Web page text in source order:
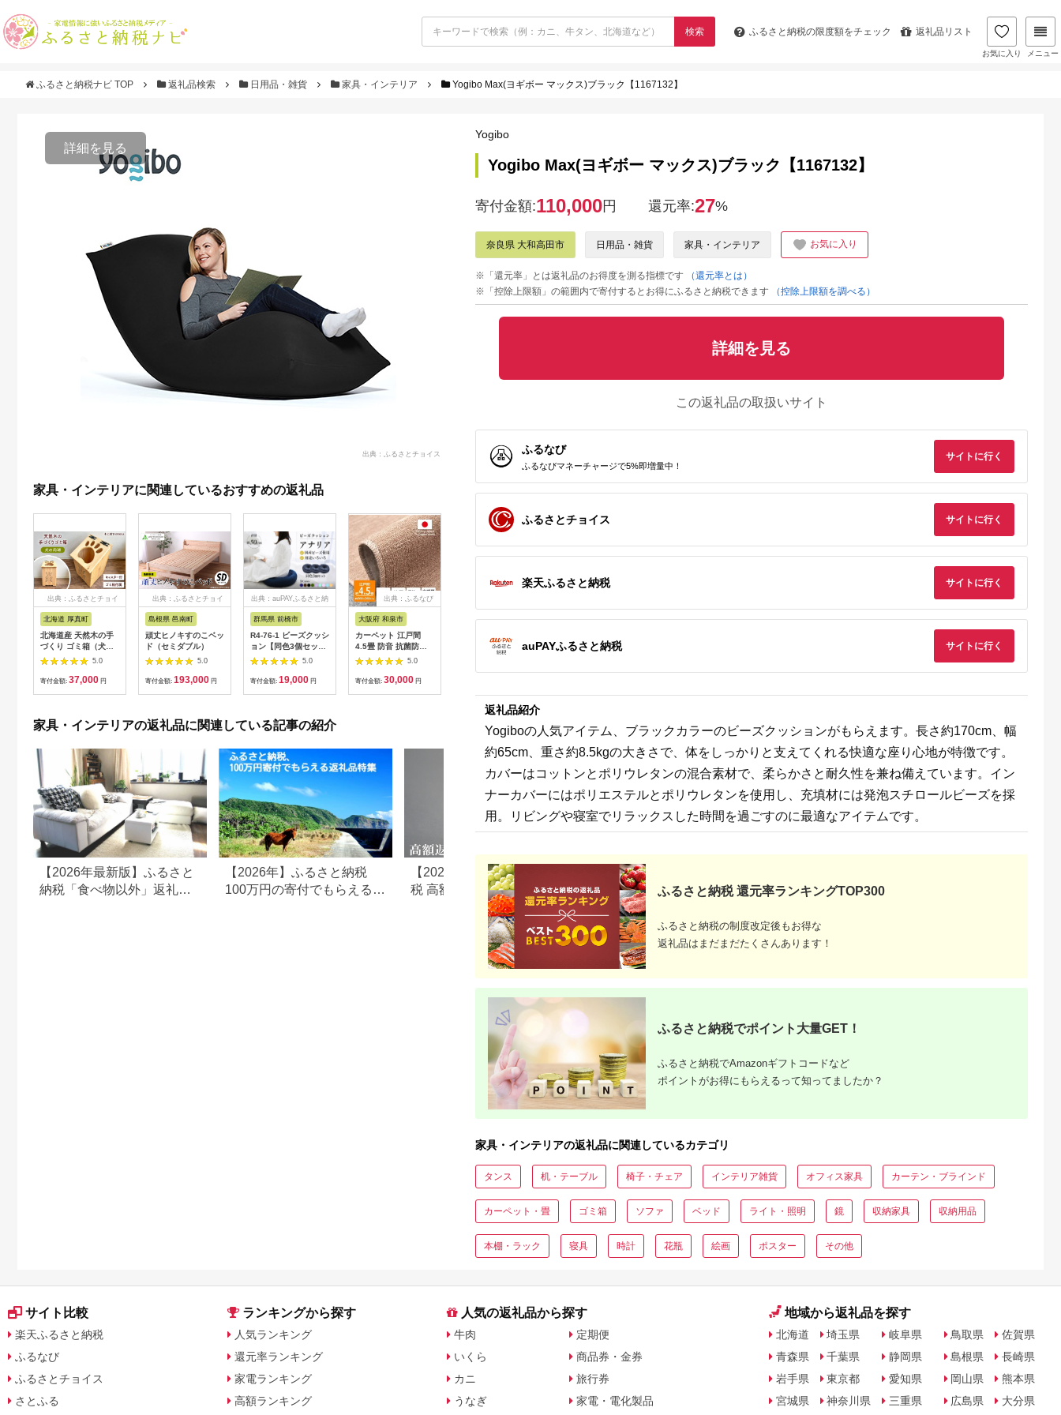
検索 ふるさと納税の限度額をチェック 返礼品リスト
お気に入り メニュー
ふるさと納税ナビ TOP 返礼品検索 日用品・雑貨 家具・インテリア Yogibo Max(ヨギボー マックス)ブラック【1167132】
詳細を見る
出典：ふるさとチョイス
家具・インテリアに関連しているおすすめの返礼品
出典：ふるさとチョイ
北海道 厚真町
北海道産 天然木の手
づくり ゴミ箱（犬の
肉球）《厚真町》【木
工房TANAKA】 ごみ
箱 ゴミ箱 木製 天然木
37000円
5.0
寄付金額: 37,000 円
出典：ふるさとチョイ
島根県 邑南町
頑丈ヒノキすのこベッ
ド（セミダブル）
5.0
寄付金額: 193,000 円
出典：auPAYふるさと納
群馬県 前橋市
R4-76-1 ビーズクッシ
ョン【同色3個セッ
ト】アナリア（大ビー
ズ）【ブラウン】｜ビ
ーズ 大ビーズ クッシ
気持ちいい しっとり
ふわふわ リラックス
婦 子ども ソファ 座い
す のびのび 快適 ふん
散
5.0
寄付金額: 19,000 円
出典：ふるなび
大阪府 和泉市
カーペット 江戸間
4.5畳 防音 抗菌防臭
厚手 ツワブキ
261×261cm ベージュ
日本製【1520479】
5.0
寄付金額: 30,000 円
税
和歌山県 海南市
ラ ダイニングテーブ
ル 90 ＋ チェア 2脚
大阪府 泉大津市
ュ2 ローズ 120cm円
税
大阪府 和泉市
ス
岐阜県 安八町
出典：ふるなび
千葉県 佐倉市
ボー ラウンジャー)ラ
5.0
出典：ふるな
兵庫県 加西市
ウダーマックス ビー
家具・インテリアの返礼品に関連している記事の紹介
【2026年最新版】ふるさと
納税「食べ物以外」返礼品
【2026年】ふるさと納税
100万円の寄付でもらえるお
【2026年最新】ふるさと納
税 高額返礼品ランキング｜
10万円〜100万円超の豪華
ふるさと納税のテーブルお
すすめランキング【2026年
最新版】
Yogibo
Yogibo Max(ヨギボー マックス)ブラック【1167132】
寄付金額:110,000円 還元率:27%
奈良県 大和高田市 日用品・雑貨 家具・インテリア お気に入り
※「還元率」とは返礼品のお得度を測る指標です
（還元率とは）
※「控除上限額」の範囲内で寄付するとお得にふるさと納税できます
（控除上限額を調べる）
詳細を見る
この返礼品の取扱いサイト
ふるなび
ふるなびマネーチャージで5%即増量中！
サイトに行く
ふるさとチョイス サイトに行く
楽天ふるさと納税 サイトに行く
auPAYふるさと納税 サイトに行く
返礼品紹介
Yogiboの人気アイテム、ブラックカラーのビーズクッションがもらえます。長さ約170cm、幅
約65cm、重さ約8.5kgの大きさで、体をしっかりと支えてくれる快適な座り心地が特徴です。
カバーはコットンとポリウレタンの混合素材で、柔らかさと耐久性を兼ね備えています。イン
ナーカバーにはポリエステルとポリウレタンを使用し、充填材には発泡スチロールビーズを採
用。リビングや寝室でリラックスした時間を過ごすのに最適なアイテムです。
ふるさと納税 還元率ランキングTOP300
ふるさと納税の制度改定後もお得な
返礼品はまだまだたくさんあります！
ふるさと納税でポイント大量GET！
ふるさと納税でAmazonギフトコードなど
ポイントがお得にもらえるって知ってましたか？
家具・インテリアの返礼品に関連しているカテゴリ
タンス 机・テーブル 椅子・チェア インテリア雑貨 オフィス家具 カーテン・ブラインド
カーペット・畳 ゴミ箱 ソファ ベッド ライト・照明 鏡 収納家具 収納用品
本棚・ラック 寝具 時計 花瓶 絵画 ポスター その他
サイト比較
楽天ふるさと納税
ふるなび
ふるさとチョイス
さとふる
ランキングから探す
人気ランキング
還元率ランキング
家電ランキング
高額ランキング
人気の返礼品から探す
牛肉
いくら
カニ
うなぎ
定期便
商品券・金券
旅行券
家電・電化製品
地域から返礼品を探す
北海道
青森県
岩手県
宮城県
埼玉県
千葉県
東京都
神奈川県
岐阜県
静岡県
愛知県
三重県
鳥取県
島根県
岡山県
広島県
佐賀県
長崎県
熊本県
大分県